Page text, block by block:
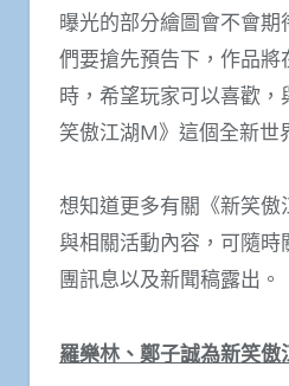
曝光的部分繪圖會不會期
們要搶先預告下，作品將
時，希望玩家可以喜歡
笑傲江湖M》這個全新世
想知道更多有關《新笑
與相關活動內容，可隨
團訊息以及新聞稿露出。
羅樂林、鄭子誠為新笑傲